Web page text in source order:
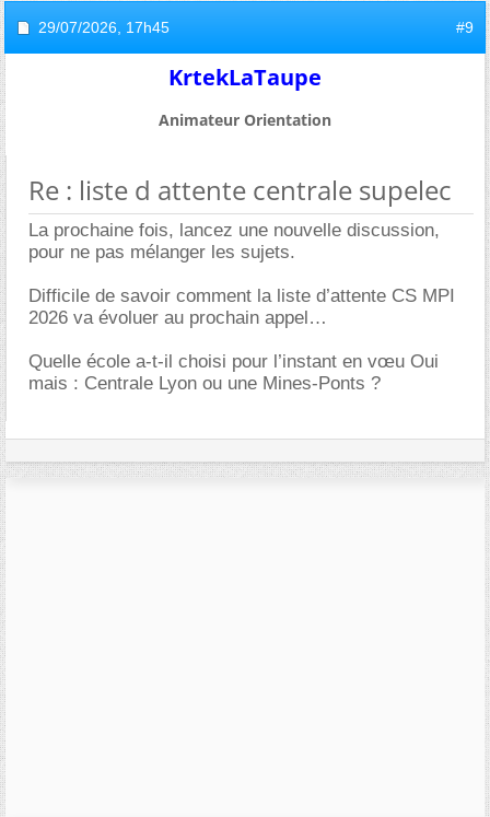
29/07/2026, 17h45 #9
KrtekLaTaupe
Animateur Orientation
Re : liste d attente centrale supelec
La prochaine fois, lancez une nouvelle discussion,
pour ne pas mélanger les sujets.
Difficile de savoir comment la liste d’attente CS MPI
2026 va évoluer au prochain appel
Quelle école a-t-il choisi pour l’instant en vœu Oui
mais : Centrale Lyon ou une Mines-Ponts ?